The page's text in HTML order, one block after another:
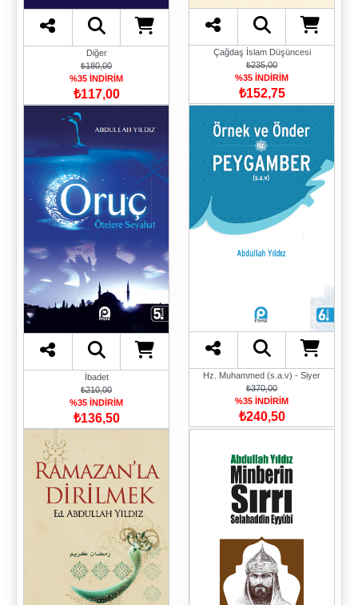
Diğer
₺180,00
%35 İNDİRİM
₺117,00
Çağdaş İslam Düşüncesi
₺235,00
%35 İNDİRİM
₺152,75
İbadet
₺210,00
%35 İNDİRİM
₺136,50
Hz. Muhammed (s.a.v) - Siyer
₺370,00
%35 İNDİRİM
₺240,50